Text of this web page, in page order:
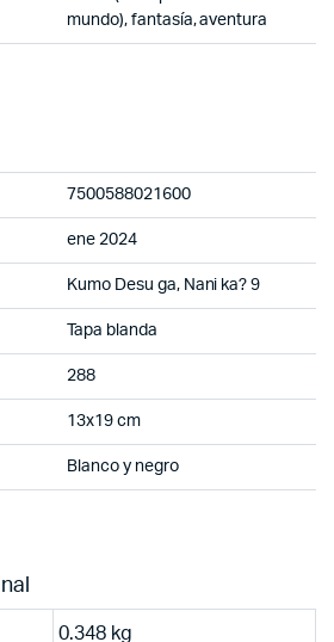
mundo), fantasía, aventura
7500588021600
ene 2024
Kumo Desu ga, Nani ka? 9
Tapa blanda
288
13x19 cm
Blanco y negro
0.348 kg